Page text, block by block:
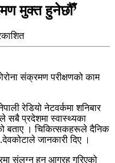
मुक्त हुनेछौँ’
संक्रमण परीक्षणको काम
रेडियो नेटवर्कमा शनिबार
सबै प्रदेशमा स्वास्थ्यका
बताए । चिकित्सकहरूले दैनिक
जानकारी दिए ।
संलग्न हुन आग्रह गरिएको